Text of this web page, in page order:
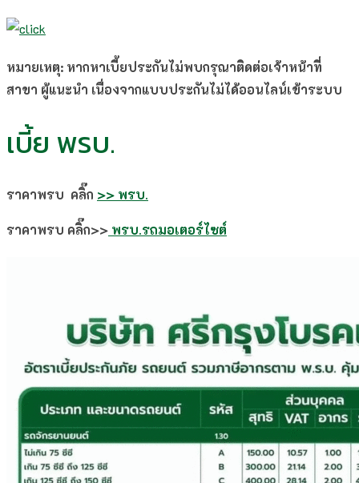
หมายเหตุ: หากหาเบี้ยประกันไม่พบกรุณาติดต่อเจ้าหน้าที่
สาขา ผู้แนะนำ เนื่องจากแบบประกันไม่ได้ออนไลน์เข้าระบบ
เบี้ย พรบ.
ราคาพรบ คลิ๊ก >> พรบ.
ราคาพรบ คลิ๊ก>> พรบ.รถมอเตอร์ไซต์